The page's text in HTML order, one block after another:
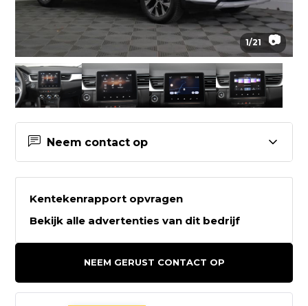
1/21 📷
Neem contact op
Contactgegevens Auto
Westerveld
Kentekenrapport opvragen
Bekijk alle advertenties van dit bedrijf
NEEM GERUST CONTACT OP